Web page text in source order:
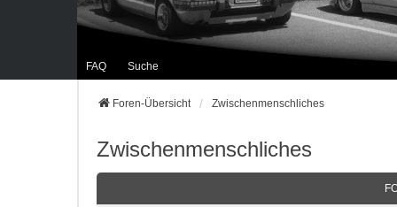
FAQ Suche
Foren-Übersicht Zwischenmenschliches
Zwischenmenschliches